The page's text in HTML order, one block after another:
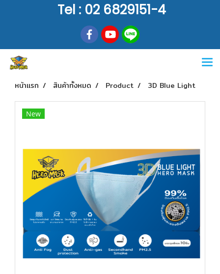
Tel : 02 6829151-4
หน้าแรก สินค้าทั้งหมด Product 3D Blue Light
New